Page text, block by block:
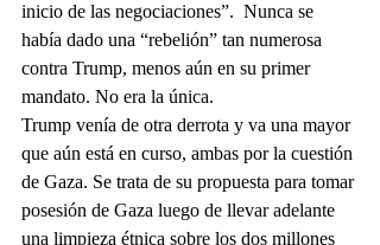
inicio de las negociaciones”.  Nunca se
había dado una “rebelión” tan numerosa
contra Trump, menos aún en su primer
mandato. No era la única.
Trump venía de otra derrota y va una mayor
que aún está en curso, ambas por la cuestión
de Gaza. Se trata de su propuesta para tomar
posesión de Gaza luego de llevar adelante
una limpieza étnica sobre los dos millones